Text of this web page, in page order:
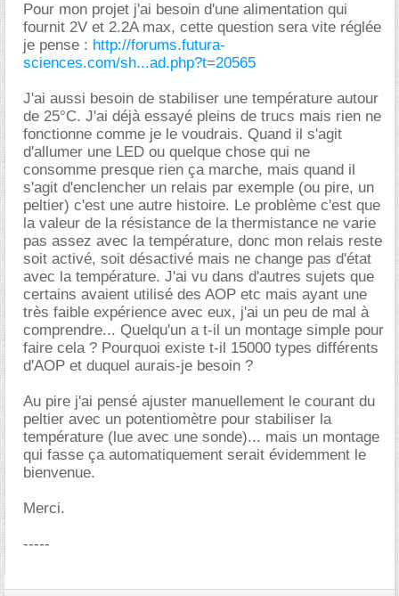
Pour mon projet j'ai besoin d'une alimentation qui
fournit 2V et 2.2A max, cette question sera vite réglée
je pense : http://forums.futura-
sciences.com/sh...ad.php?t=20565
J'ai aussi besoin de stabiliser une température autour
de 25°C. J'ai déjà essayé pleins de trucs mais rien ne
fonctionne comme je le voudrais. Quand il s'agit
d'allumer une LED ou quelque chose qui ne
consomme presque rien ça marche, mais quand il
s'agit d'enclencher un relais par exemple (ou pire, un
peltier) c'est une autre histoire. Le problème c'est que
la valeur de la résistance de la thermistance ne varie
pas assez avec la température, donc mon relais reste
soit activé, soit désactivé mais ne change pas d'état
avec la température. J'ai vu dans d'autres sujets que
certains avaient utilisé des AOP etc mais ayant une
très faible expérience avec eux, j'ai un peu de mal à
comprendre... Quelqu'un a t-il un montage simple pour
faire cela ? Pourquoi existe t-il 15000 types différents
d'AOP et duquel aurais-je besoin ?
Au pire j'ai pensé ajuster manuellement le courant du
peltier avec un potentiomètre pour stabiliser la
température (lue avec une sonde)... mais un montage
qui fasse ça automatiquement serait évidemment le
bienvenue.
Merci.
-----